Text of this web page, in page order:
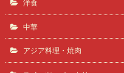
洋食
中華
アジア料理・焼肉